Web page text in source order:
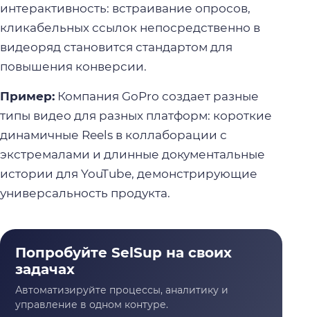
интерактивность: встраивание опросов,
кликабельных ссылок непосредственно в
видеоряд становится стандартом для
повышения конверсии.
Пример: Компания GoPro создает разные
типы видео для разных платформ: короткие
динамичные Reels в коллаборации с
экстремалами и длинные документальные
истории для YouTube, демонстрирующие
универсальность продукта.